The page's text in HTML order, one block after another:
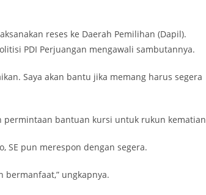
reses ke Daerah Pemilihan (Dapil).
PDI Perjuangan mengawali sambutannya.
Saya akan bantu jika memang harus segera
permintaan bantuan kursi untuk rukun kematian
SE pun merespon dengan segera.
bermanfaat,” ungkapnya.